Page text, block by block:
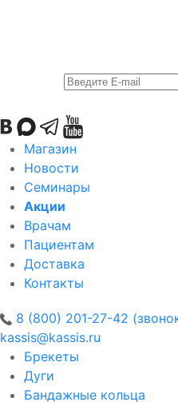
Магазин
Новости
Семинары
Акции
Врачам
Пациентам
Доставка
Контакты
8 (800) 201-27-42
kassis@kassis.ru
Брекеты
Дуги
Бандажные кольца